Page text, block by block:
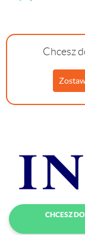
Chcesz
CHCESZ